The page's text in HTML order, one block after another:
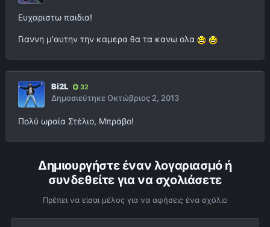
Ευχαριστω παιδια!
Γιαννη μ'αυτην την καμερα θα τα κανω ολα
Bi2L 32
ΔημοσιεύτηκεΟκτώβριος 2, 2013
Πολύ ωραία Στέλιο, Μπράβο!
Δημιουργήστε έναν λογαριασμό ή
συνδεθείτε για να σχολιάσετε
Πρέπει να είσαι μέλος για να αφήσεις ένα σχόλιο